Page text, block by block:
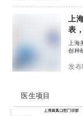
生
求，
上
表
上
创种
起。
发布
医生项目